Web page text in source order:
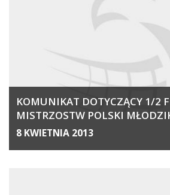
KOMUNIKAT DOTYCZĄCY 1/2
MISTRZOSTW POLSKI
8 KWIETNIA 2013